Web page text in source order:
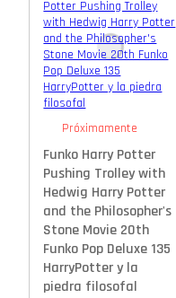
Próximamente
Funko Harry Potter
Pushing Trolley with
Hedwig Harry Potter
and the Philosopher's
Stone Movie 20th
Funko Pop Deluxe 135
HarryPotter y la
piedra filosofal